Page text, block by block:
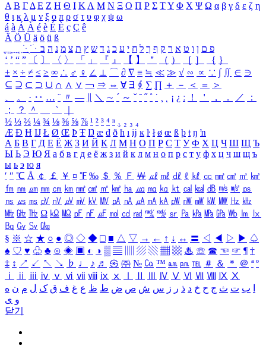
Α Β ΓΔ Ε Ζ Η Θ Ι ΚΛ Μ Ν Ξ Ο Π Ρ Σ ΤΥ Φ Χ Ψ Ω α β γ δ ε ζ η
θ ι κ λ μ ν ξ ο π ρ σ τ υ φ χ ψ ω
á à Á À é è É È ç Ç ê
Ä Ö Ü ä ö ü ß
ִֶֹ ֻּ ׁׂ פ ם ן ו ט א ר ק ף ך ל ח י ע כ ג ד ש ץ ת צ מ נ ה ב
‘ ’ “ ” 〔 〕 〈 〉 「 」 『 』 【 】 ＂ （ ） ［ ］ ｛ ｝
± × ÷ ≠ ≤ ≥ ∞ ∴ ♂ ♀ ∠ ⊥ ⌒ ∂ ∇ ≡ ≒ ≪ ≫ √ ∽ ∝ ∵ ∫ ∬ ∈ ∋
⊆ ⊇ ⊂ ⊃ ∪ ∩ ∧ ∨ ￢ ⇒ ⇔ ∀ ∃ ∮ ∑ ∏ ＋ － ＜ ＝
＞
、
。 · ‥ … ¨ 〃 ― ＼ ∼ ´ ～ ˇ ˘ ˝ ˚ ˙ ¸ ¡ ¿ ː ！ ＇ ， ． ／
：
；
？ ＾ ｀
½ ⅓ ⅔ ¼ ¾ ⅛ ⅜ ⅝ ⅞ ¹ ² ³ ⁴ ⁿ ₁ ₂ ₃ ₄
Æ Ð Ħ Ĳ Ł Ø Œ Þ Ŧ Ŋ æ đ ð ħ ı ĳ ĸ ŀ ł ø œ ß þ ŧ ŋ ŉ
А Б В Г Д Е Ё Ж З И Й К Л М Н О П Р С Т У Ф Х Ц Ч Ш Щ Ъ
Ы Ь Э Ю Я а б в г д е ё ж з и й к л м н о п р с т у ф х ц ч ш щ ъ
ы ь э ю я
′ ″ ℃ Å ￠ ￡ ￥ ¤ ℉ ‰ ＄ ％ Ｆ ￦ ㎕ ㎖ ㎗ ℓ ㎘ ㏄ ㎣ ㎤ ㎥ ㎦
㎙ ㎚ ㎛ ㎜ ㎝ ㎞ ㎟ ㎠ ㎡ ㎢ ㏊ ㎍ ㎎ ㎏ ㏏ ㎈ ㎉ ㏈ ㎧ ㎨ ㎰
㎱ ㎲ ㎳ ㎴ ㎵ ㎶ ㎷ ㎸ ㎹ ㎀ ㎁ ㎂ ㎃ ㎄ ㎺ ㎻ ㎽ ㎾ ㎿ ㎐ ㎑
㎒ ㎓ ㎔ Ω ㏀ ㏁ ㎊ ㎋ ㎌ ㏖ ㏅ ㎭ ㎮ ㎯ ㏛ ㎩ ㎪ ㎫ ㎬ ㏝ ㏐
㏓
㏃ ㏉ ㏜ ㏆
§ ※ ☆ ★ ○ ● ◎ ◇ ◆ □ ■ △ ▽ → ← ↑ ↓ ↔ 〓 ◁ ◀ ▷ ▶ ♤
♠ ♡ ♥ ♧ ♣ ⊙ ◈ ▣ ◐ ◑ ▒ ▤ ▨ ▧ ▦ ▩ ♨ ☏ ☎ ☜ ☞ ¶ †
‡ ↕ ↗ ↙ ↖ ↘ ♭ ♩ ♪ ♬ ㉿ ㈜ № ㏇ ™ ㏂ ㏘ ℡ ＃ ＆ ＊ ＠ ª º
ⅰ
ⅱ ⅲ ⅳ ⅴ ⅵ ⅶ ⅷ ⅸ ⅹ Ⅳ Ⅴ Ⅵ Ⅶ Ⅷ Ⅸ Ⅹ
ب ت ث ج ح خ د ذ ر ز س ش ص ض ط ظ ع غ ف ق ک ل م ن ه
و ی
닫기